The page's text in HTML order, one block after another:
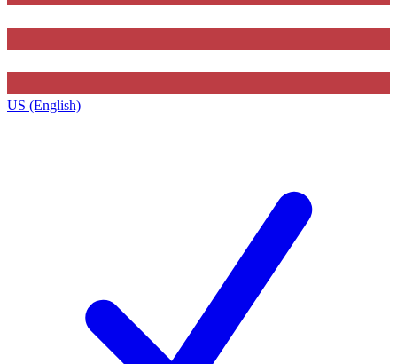
US (English)